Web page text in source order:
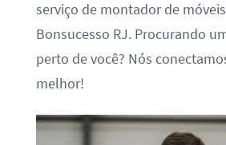
serviço de montador de
Bonsucesso RJ. Procurando
perto de você? Nós
melhor!